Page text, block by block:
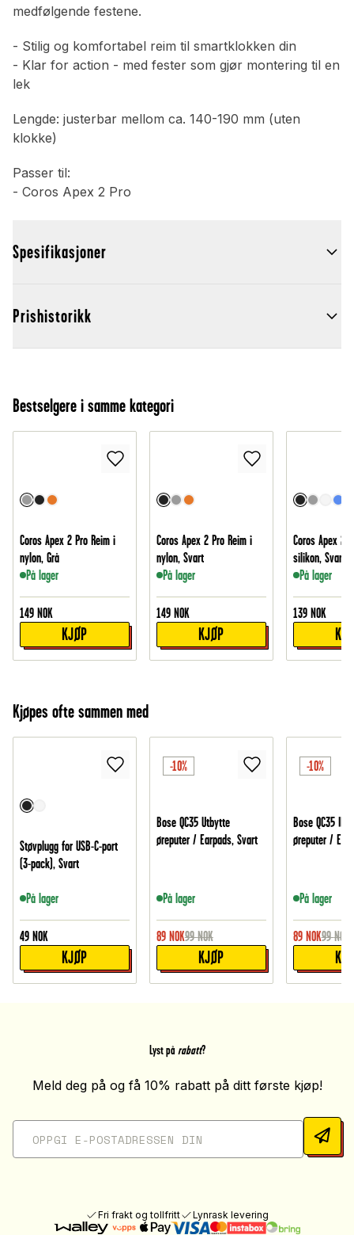
medfølgende festene.
- Stilig og komfortabel reim til smartklokken din
- Klar for action - med fester som gjør montering til en
lek
Lengde: justerbar mellom ca. 140-190 mm (uten
klokke)
Passer til:
- Coros Apex 2 Pro
Spesifikasjoner
Prishistorikk
Bestselgere i samme kategori
Coros Apex 2 Pro Reim i
nylon, Grå
På lager
149 NOK
KJØP
Coros Apex 2 Pro Reim i
nylon, Svart
På lager
149 NOK
KJØP
Coros Apex 2
silikon, Svart
På lager
139 NOK
Kjøpes ofte sammen med
Støvplugg for USB-C-port
(3-pack), Svart
På lager
49 NOK
KJØP
-10%
Bose QC35 Utbytte
øreputer / Earpads, Svart
På lager
89 NOK99 NOK
KJØP
-10%
Bose QC35 II
øreputer /
På lager
89 NOK99 NOK
Lyst på rabatt?
Meld deg på og få 10% rabatt på ditt første kjøp!
Fri frakt og tollfritt Lynrask levering